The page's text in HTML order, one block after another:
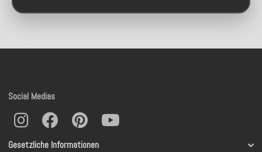
Gesetzliche Informationen
Social Medias